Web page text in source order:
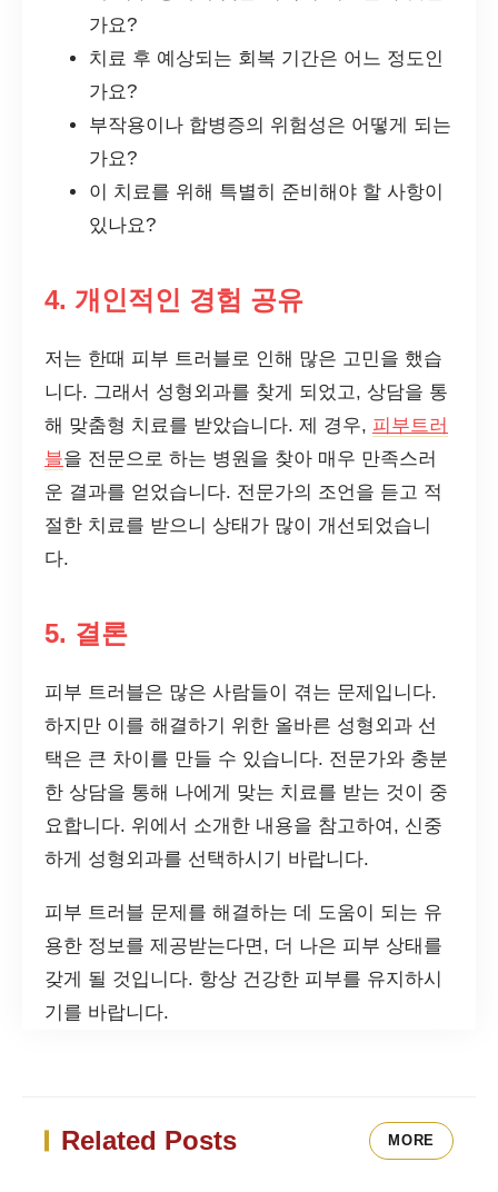
가요?
치료 후 예상되는 회복 기간은 어느 정도인
가요?
부작용이나 합병증의 위험성은 어떻게 되는
가요?
이 치료를 위해 특별히 준비해야 할 사항이
있나요?
4. 개인적인 경험 공유
저는 한때 피부 트러블로 인해 많은 고민을 했습
니다. 그래서 성형외과를 찾게 되었고, 상담을 통
해 맞춤형 치료를 받았습니다. 제 경우, 피부트러
블을 전문으로 하는 병원을 찾아 매우 만족스러
운 결과를 얻었습니다. 전문가의 조언을 듣고 적
절한 치료를 받으니 상태가 많이 개선되었습니
다.
5. 결론
피부 트러블은 많은 사람들이 겪는 문제입니다.
하지만 이를 해결하기 위한 올바른 성형외과 선
택은 큰 차이를 만들 수 있습니다. 전문가와 충분
한 상담을 통해 나에게 맞는 치료를 받는 것이 중
요합니다. 위에서 소개한 내용을 참고하여, 신중
하게 성형외과를 선택하시기 바랍니다.
피부 트러블 문제를 해결하는 데 도움이 되는 유
용한 정보를 제공받는다면, 더 나은 피부 상태를
갖게 될 것입니다. 항상 건강한 피부를 유지하시
기를 바랍니다.
Related Posts MORE